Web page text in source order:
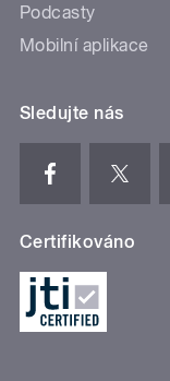
Podcasty
Mobilní aplikace
Sledujte nás
Certifikováno